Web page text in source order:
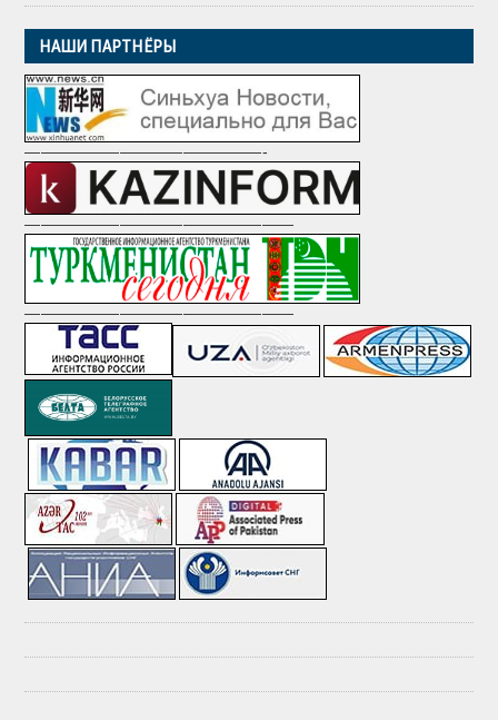
НАШИ ПАРТНЁРЫ
———————————————-
—————————————————
—————————————————